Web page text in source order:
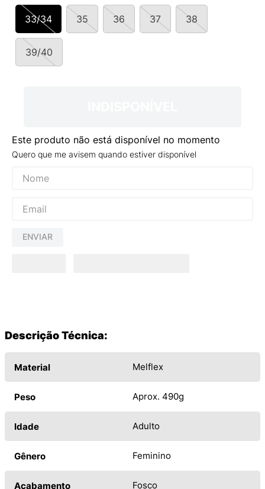
33/34 35 36 37 38
39/40
Este produto não está disponível no momento
Quero que me avisem quando estiver disponível
ENVIAR
Descrição Técnica:
Material Melflex
Peso Aprox. 490g
Idade Adulto
Gênero Feminino
Acabamento Fosco
9º
NEW 530
10º VANS TÊNIS VANS ULTRARANGE